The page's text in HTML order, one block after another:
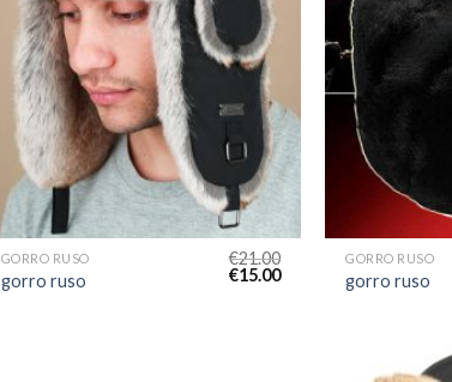
GORRO RUSO
gorro ruso
€21.00
€15.00
GORRO RUSO
gorro ruso